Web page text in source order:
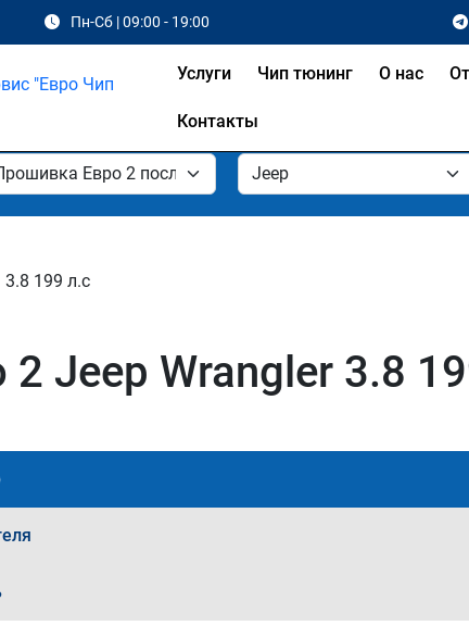
Пн-Сб | 09:00 - 19:00
Услуги Чип тюнинг О нас
Контакты
3.8 199 л.с
Jeep Wrangler 3.8